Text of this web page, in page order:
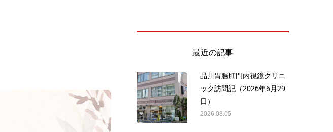
最近の記事
品川胃腸肛門内視鏡クリニ
ック訪問記（2026年6月29
日）
2026.08.05